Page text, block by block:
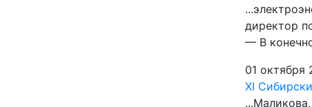
директор
— В
01 октября
XI